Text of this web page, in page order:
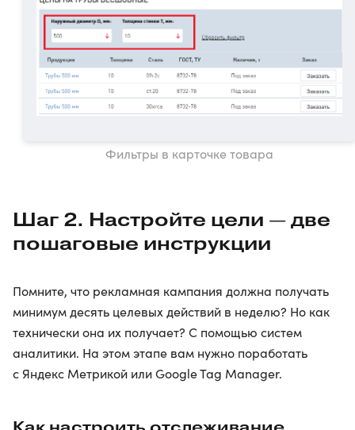
Фильтры в карточке товара
Шаг 2. Настройте цели — две
пошаговые инструкции
Помните, что рекламная кампания должна получать
минимум десять целевых действий в неделю? Но как
технически она их получает? С помощью систем
аналитики. На этом этапе вам нужно поработать
с Яндекс Метрикой или Google Tag Manager.